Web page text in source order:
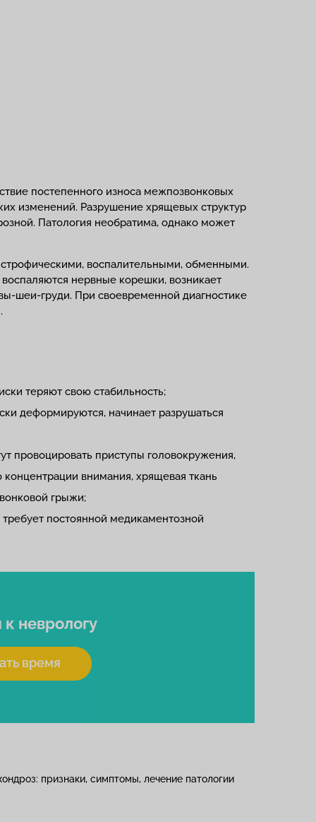
постепенного износа межпозвонковых
изменений. Разрушение хрящевых структур
Патология необратима, однако может
воспалительными, обменными.
нервные корешки, возникает
шеи-груди. При своевременной диагностике
теряют свою стабильность;
деформируются, начинает разрушаться
провоцировать приступы головокружения,
внимания, хрящевая ткань
грыжи;
постоянной медикаментозной
к неврологу
время